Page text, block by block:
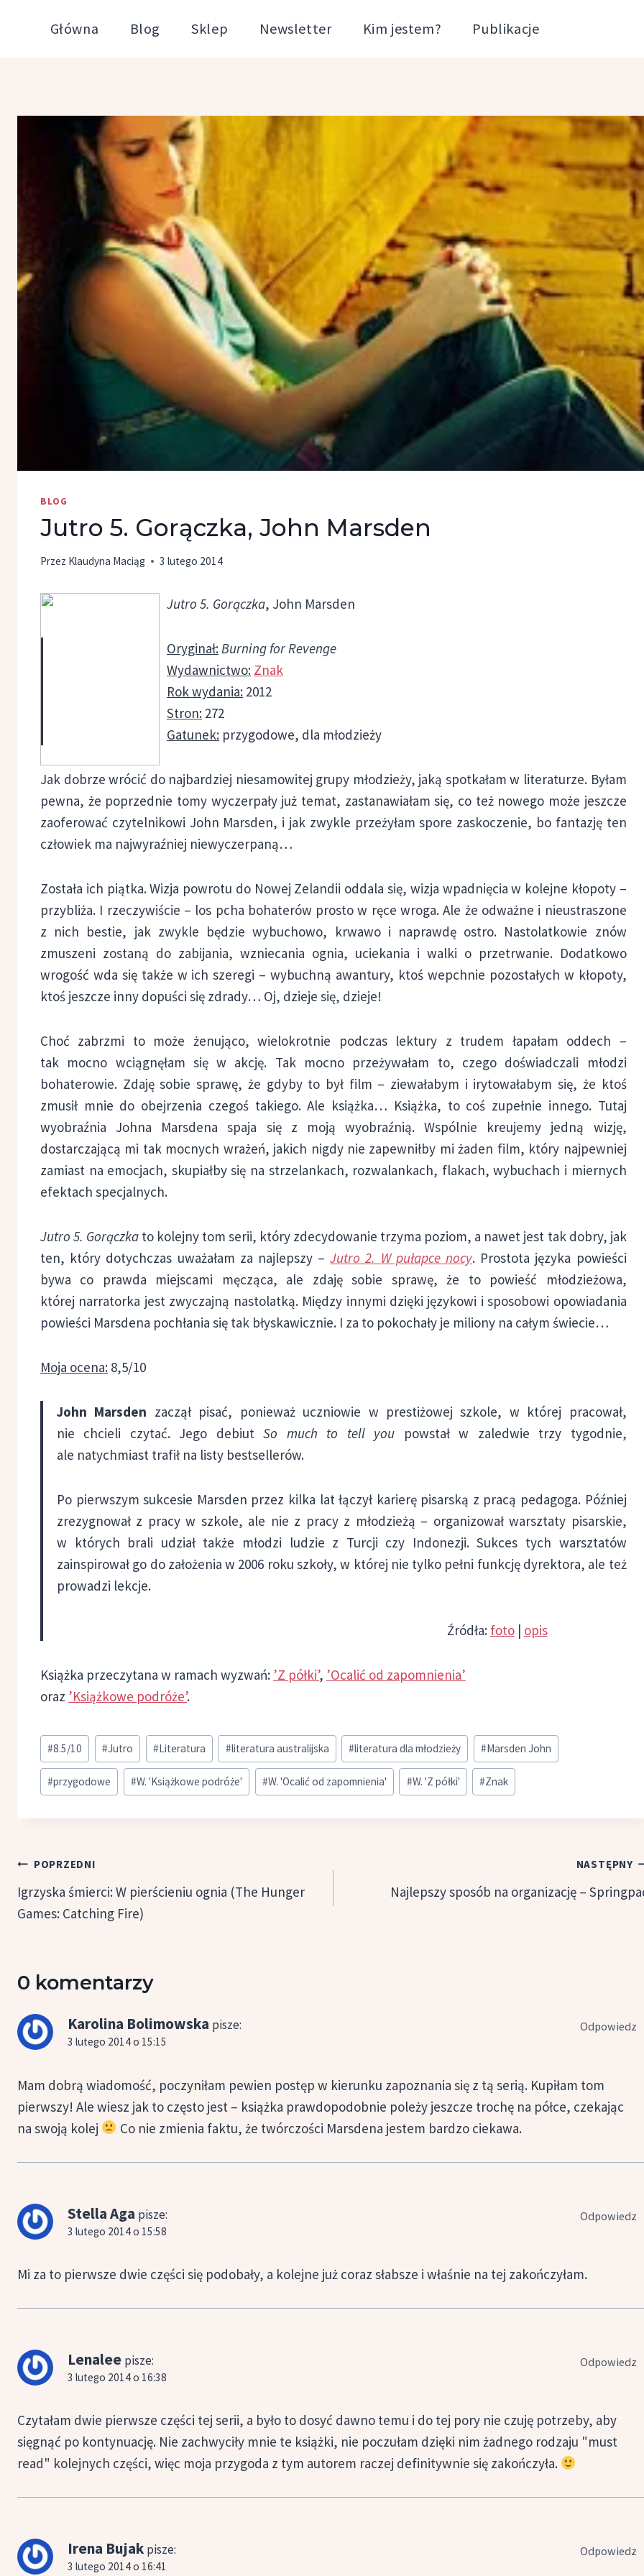
Główna Blog Sklep Newsletter Kim jestem? Publikacje
BLOG
Jutro 5. Gorączka, John Marsden
Przez Klaudyna Maciąg 3 lutego 2014
Jutro 5. Gorączka, John Marsden
Oryginał:Burning for Revenge
Wydawnictwo: Znak
Rok wydania: 2012
Stron: 272
Gatunek: przygodowe, dla młodzieży
Jak dobrze wrócić do najbardziej niesamowitej grupy młodzieży, jaką spotkałam w literaturze. Byłam
pewna, że poprzednie tomy wyczerpały już temat, zastanawiałam się, co też nowego może jeszcze
zaoferować czytelnikowi John Marsden, i jak zwykle przeżyłam spore zaskoczenie, bo fantazję ten
człowiek ma najwyraźniej niewyczerpaną…
Została ich piątka. Wizja powrotu do Nowej Zelandii oddala się, wizja wpadnięcia w kolejne kłopoty –
przybliża. I rzeczywiście – los pcha bohaterów prosto w ręce wroga. Ale że odważne i nieustraszone
z nich bestie, jak zwykle będzie wybuchowo, krwawo i naprawdę ostro. Nastolatkowie znów
zmuszeni zostaną do zabijania, wzniecania ognia, uciekania i walki o przetrwanie. Dodatkowo
wrogość wda się także w ich szeregi – wybuchną awantury, ktoś wepchnie pozostałych w kłopoty,
ktoś jeszcze inny dopuści się zdrady… Oj, dzieje się, dzieje!
Choć zabrzmi to może żenująco, wielokrotnie podczas lektury z trudem łapałam oddech –
tak mocno wciągnęłam się w akcję. Tak mocno przeżywałam to, czego doświadczali młodzi
bohaterowie. Zdaję sobie sprawę, że gdyby to był film – ziewałabym i irytowałabym się, że ktoś
zmusił mnie do obejrzenia czegoś takiego. Ale książka… Książka, to coś zupełnie innego. Tutaj
wyobraźnia Johna Marsdena spaja się z moją wyobraźnią. Wspólnie kreujemy jedną wizję,
dostarczającą mi tak mocnych wrażeń, jakich nigdy nie zapewniłby mi żaden film, który najpewniej
zamiast na emocjach, skupiałby się na strzelankach, rozwalankach, flakach, wybuchach i miernych
efektach specjalnych.
Jutro 5. Gorączka to kolejny tom serii, który zdecydowanie trzyma poziom, a nawet jest tak dobry, jak
ten, który dotychczas uważałam za najlepszy –Jutro 2. W pułapce nocy. Prostota języka powieści
bywa co prawda miejscami męcząca, ale zdaję sobie sprawę, że to powieść młodzieżowa,
której narratorka jest zwyczajną nastolatką. Między innymi dzięki językowi i sposobowi opowiadania
powieści Marsdena pochłania się tak błyskawicznie. I za to pokochały je miliony na całym świecie…
Moja ocena: 8,5/10
John Marsden zaczął pisać, ponieważ uczniowie w prestiżowej szkole, w której pracował,
nie chcieli czytać. Jego debiutSo much to tell you powstał w zaledwie trzy tygodnie,
ale natychmiast trafił na listy bestsellerów.
Po pierwszym sukcesie Marsden przez kilka lat łączył karierę pisarską z pracą pedagoga. Później
zrezygnował z pracy w szkole, ale nie z pracy z młodzieżą – organizował warsztaty pisarskie,
w których brali udział także młodzi ludzie z Turcji czy Indonezji. Sukces tych warsztatów
zainspirował go do założenia w 2006 roku szkoły, w której nie tylko pełni funkcję dyrektora, ale też
prowadzi lekcje.
Źródła: foto| opis
Książka przeczytana w ramach wyzwań: ’Z półki’, ’Ocalić od zapomnienia’
oraz ’Książkowe podróże’.
Tagi
wpisu:
#8.5/10 #Jutro #Literatura #literatura australijska #literatura dla młodzieży #Marsden John
#przygodowe #W. 'Książkowe podróże' #W. 'Ocalić od zapomnienia' #W. 'Z półki' #Znak
Nawigacja
wpisu
POPRZEDNI
Igrzyska śmierci: W pierścieniu ognia (The Hunger
Games: Catching Fire)
NASTĘPNY
Najlepszy sposób na organizację –
0 komentarzy
Karolina Bolimowska pisze:
3 lutego 2014 o 15:15
Mam dobrą wiadomość, poczyniłam pewien postęp w kierunku zapoznania się z tą serią. Kupiłam tom
pierwszy! Ale wiesz jak to często jest – książka prawdopodobnie poleży jeszcze trochę na półce, czekając
na swoją kolej
Co nie zmienia faktu, że twórczości Marsdena jestem bardzo ciekawa.
Odpowiedz
Stella Aga pisze:
3 lutego 2014 o 15:58
Mi za to pierwsze dwie części się podobały, a kolejne już coraz słabsze i właśnie na tej zakończyłam.
Odpowiedz
Lenalee pisze:
3 lutego 2014 o 16:38
Czytałam dwie pierwsze części tej serii, a było to dosyć dawno temu i do tej pory nie czuję potrzeby, aby
sięgnąć po kontynuację. Nie zachwyciły mnie te książki, nie poczułam dzięki nim żadnego rodzaju "must
read" kolejnych części, więc moja przygoda z tym autorem raczej definitywnie się zakończyła.
Odpowiedz
Irena Bujak pisze:
3 lutego 2014 o 16:41
Odpowiedz